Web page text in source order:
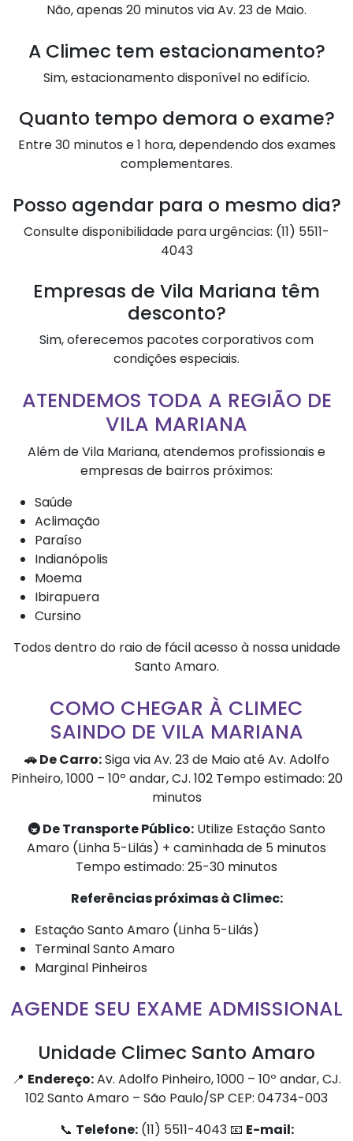
Não, apenas 20 minutos via Av. 23 de Maio.
A Climec tem estacionamento?
Sim, estacionamento disponível no edifício.
Quanto tempo demora o exame?
Entre 30 minutos e 1 hora, dependendo dos exames
complementares.
Posso agendar para o mesmo dia?
Consulte disponibilidade para urgências: (11) 5511-
4043
Empresas de Vila Mariana têm
desconto?
Sim, oferecemos pacotes corporativos com
condições especiais.
ATENDEMOS TODA A REGIÃO DE
VILA MARIANA
Além de Vila Mariana, atendemos profissionais e
empresas de bairros próximos:
Saúde
Aclimação
Paraíso
Indianópolis
Moema
Ibirapuera
Cursino
Todos dentro do raio de fácil acesso à nossa unidade
Santo Amaro.
COMO CHEGAR À CLIMEC
SAINDO DE VILA MARIANA
🚗 De Carro:Siga via Av. 23 de Maio até Av. Adolfo
Pinheiro, 1000 – 10º andar, CJ. 102 Tempo estimado: 20
minutos
🚇 De Transporte Público: Utilize Estação Santo
Amaro (Linha 5-Lilás) + caminhada de 5 minutos
Tempo estimado: 25-30 minutos
Referências próximas à Climec:
Estação Santo Amaro (Linha 5-Lilás)
Terminal Santo Amaro
Marginal Pinheiros
AGENDE SEU EXAME ADMISSIONAL
Unidade Climec Santo Amaro
📍 Endereço:Av. Adolfo Pinheiro, 1000 – 10º andar, CJ.
102 Santo Amaro – São Paulo/SP CEP: 04734-003
📞 Telefone:(11) 5511-4043 📧 E-mail: